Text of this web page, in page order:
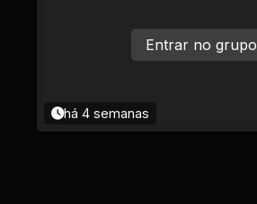
há 4 semanas
Entrar no grupo